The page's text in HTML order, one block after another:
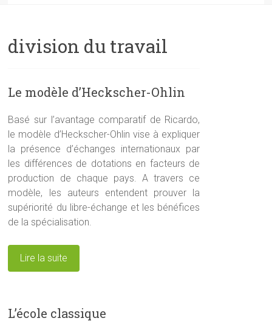
division du travail
Le modèle d’Heckscher-Ohlin
Basé sur l’avantage comparatif de Ricardo,
le modèle d’Heckscher-Ohlin vise à expliquer
la présence d’échanges internationaux par
les différences de dotations en facteurs de
production de chaque pays. A travers ce
modèle, les auteurs entendent prouver la
supériorité du libre-échange et les bénéfices
de la spécialisation.
Lire la suite
L’école classique